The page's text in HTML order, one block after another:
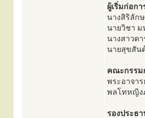
ผู้เริ่มก่อก
นางสิริลัก
นายวิชา
นางสาวด
นายสุขสัน
คณะกรรม
พระอาจา
พลโทหญิง
รองประธ